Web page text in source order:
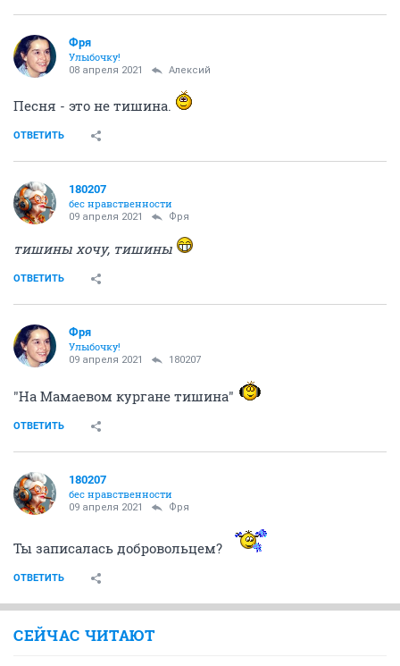
Фря
Улыбочку!
08 апреля 2021 Алексий
Песня - это не тишина.
ОТВЕТИТЬ
180207
бес нравственности
09 апреля 2021 Фря
тишины хочу, тишины
ОТВЕТИТЬ
Фря
Улыбочку!
09 апреля 2021 180207
"На Мамаевом кургане тишина"
ОТВЕТИТЬ
180207
бес нравственности
09 апреля 2021 Фря
Ты записалась добровольцем?
ОТВЕТИТЬ
СЕЙЧАС ЧИТАЮТ